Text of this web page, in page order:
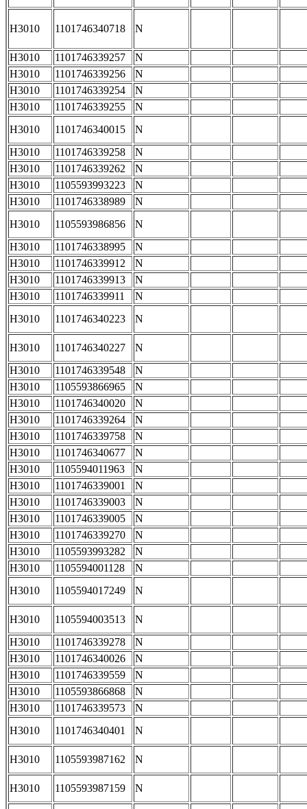
H3010 1101746340718 N
H3010 1101746339257
N
H3010
1101746339256
N
H3010
1101746339254
N
H3010
1101746339255
N
H3010
1101746340015
N
H3010
1101746339258
N
H3010
1101746339262
N
H3010
1105593993223
N
H3010
1101746338989
N
H3010
1105593986856
N
H3010
1101746338995
N
H3010
1101746339912
N
H3010
1101746339913
N
H3010
1101746339911
N
H3010
1101746340223 N
H3010 1101746340227
N
H3010
1101746339548
N
H3010
1105593866965
N
H3010
1101746340020
N
H3010
1101746339264
N
H3010
1101746339758
N
H3010
1101746340677
N
H3010
1105594011963
N
H3010
1101746339001
N
H3010
1101746339003
N
H3010
1101746339005
N
H3010
1101746339270
N
H3010
1105593993282
N
H3010
1105594001128
N
H3010
1105594017249 N
H3010 1105594003513
N
H3010
1101746339278
N
H3010
1101746340026
N
H3010
1101746339559
N
H3010
1105593866868
N
H3010
1101746339573
N
H3010
1101746340401 N
H3010 1105593987162 N
H3010 1105593987159 N